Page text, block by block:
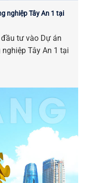
nghiệp Tây An 1 tại
tư vào Dự án
Tây An 1 tại